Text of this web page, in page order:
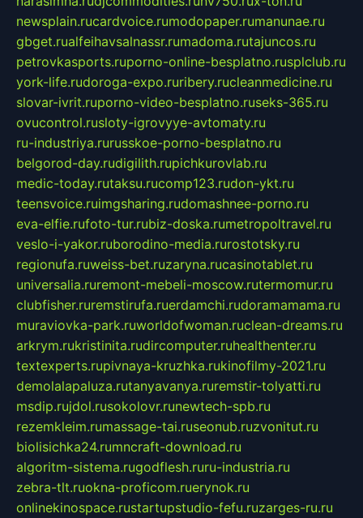
newsplain.rucardvoice.rumodopaper.rumanunae.ru
gbget.rualfeihavsalnassr.rumadoma.rutajuncos.ru
petrovkasports.ruporno-online-besplatno.rusplclub.ru
york-life.rudoroga-expo.ruribery.rucleanmedicine.ru
slovar-ivrit.ruporno-video-besplatno.ruseks-365.ru
ovucontrol.rusloty-igrovyye-avtomaty.ru
ru-industriya.rurusskoe-porno-besplatno.ru
belgorod-day.rudigilith.rupichkurovlab.ru
medic-today.rutaksu.rucomp123.rudon-ykt.ru
teensvoice.ruimgsharing.rudomashnee-porno.ru
eva-elfie.rufoto-tur.rubiz-doska.rumetropoltravel.ru
veslo-i-yakor.ruborodino-media.rurostotsky.ru
regionufa.ruweiss-bet.ruzaryna.rucasinotablet.ru
universalia.ruremont-mebeli-moscow.rutermomur.ru
clubfisher.ruremstirufa.ruerdamchi.rudoramamama.ru
muraviovka-park.ruworldofwoman.ruclean-dreams.ru
arkrym.rukristinita.rudircomputer.ruhealthenter.ru
textexperts.rupivnaya-kruzhka.rukinofilmy-2021.ru
demolalapaluza.rutanyavanya.ruremstir-tolyatti.ru
msdip.rujdol.rusokolovr.runewtech-spb.ru
rezemkleim.rumassage-tai.ruseonub.ruzvonitut.ru
biolisichka24.rumncraft-download.ru
algoritm-sistema.rugodflesh.ruru-industria.ru
zebra-tlt.ruokna-proficom.ruerynok.ru
onlinekinospace.rustartupstudio-fefu.ruzarges-ru.ru